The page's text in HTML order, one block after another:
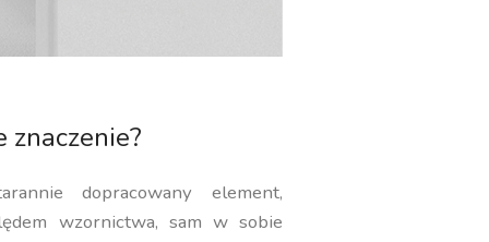
znaczenie?
dopracowany element,
wzornictwa, sam w sobie